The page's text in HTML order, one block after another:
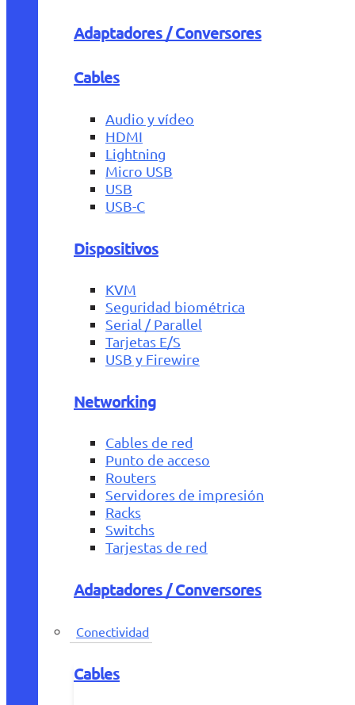
Adaptadores / Conversores
Cables
Audio y vídeo
HDMI
Lightning
Micro USB
USB
USB-C
Dispositivos
KVM
Seguridad biométrica
Serial / Parallel
Tarjetas E/S
USB y Firewire
Networking
Cables de red
Punto de acceso
Routers
Servidores de impresión
Racks
Switchs
Tarjestas de red
Adaptadores / Conversores
Conectividad
Cables